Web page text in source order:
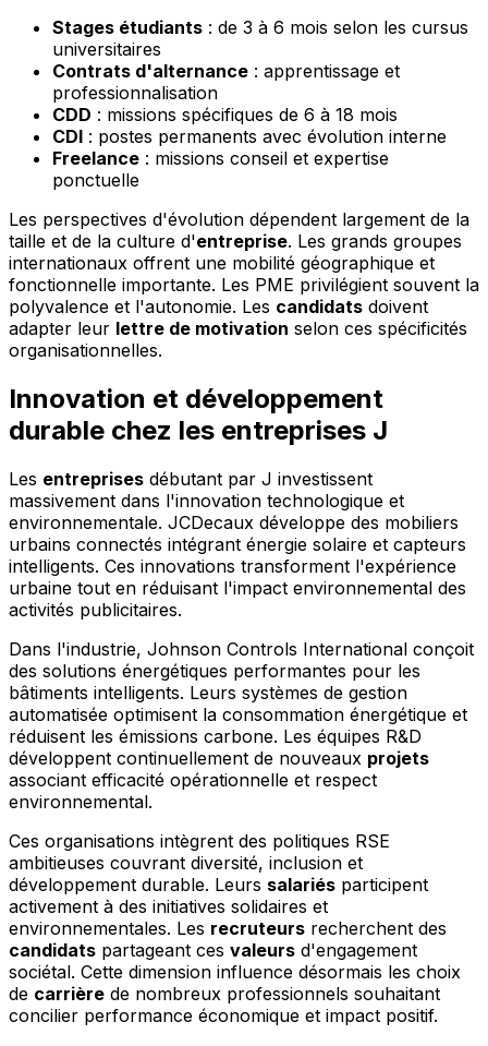
Stages étudiants : de 3 à 6 mois selon les cursus
universitaires
Contrats d'alternance : apprentissage et
professionnalisation
CDD : missions spécifiques de 6 à 18 mois
CDI : postes permanents avec évolution interne
Freelance : missions conseil et expertise
ponctuelle
Les perspectives d'évolution dépendent largement de la
taille et de la culture d'entreprise. Les grands groupes
internationaux offrent une mobilité géographique et
fonctionnelle importante. Les PME privilégient souvent la
polyvalence et l'autonomie. Les candidats doivent
adapter leur lettre de motivation selon ces spécificités
organisationnelles.
Innovation et développement
durable chez les entreprises J
Les entreprises débutant par J investissent
massivement dans l'innovation technologique et
environnementale. JCDecaux développe des mobiliers
urbains connectés intégrant énergie solaire et capteurs
intelligents. Ces innovations transforment l'expérience
urbaine tout en réduisant l'impact environnemental des
activités publicitaires.
Dans l'industrie, Johnson Controls International conçoit
des solutions énergétiques performantes pour les
bâtiments intelligents. Leurs systèmes de gestion
automatisée optimisent la consommation énergétique et
réduisent les émissions carbone. Les équipes R&D
développent continuellement de nouveaux projets
associant efficacité opérationnelle et respect
environnemental.
Ces organisations intègrent des politiques RSE
ambitieuses couvrant diversité, inclusion et
développement durable. Leurs salariés participent
activement à des initiatives solidaires et
environnementales. Les recruteurs recherchent des
candidats partageant ces valeurs d'engagement
sociétal. Cette dimension influence désormais les choix
de carrière de nombreux professionnels souhaitant
concilier performance économique et impact positif.